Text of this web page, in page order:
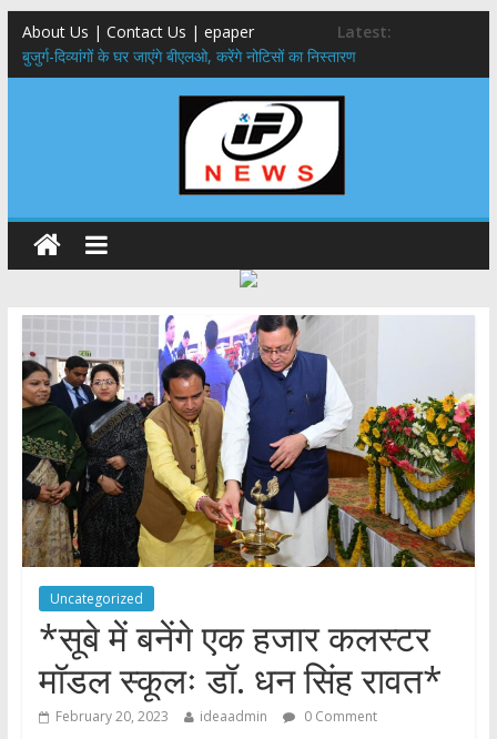
About Us | Contact Us | epaper
Latest:
बुजुर्ग-दिव्यांगों के घर जाएंगे बीएलओ, करेंगे नोटिसों का निस्तारण
24×7 अलर्ट मोड में रहें अधिकारी-मुख्य सचिव मानसून-एसईओसी से मुख्य सचिव ने
की विस्तृत समीक्षा कहा-बंद सड़कों को शीघ्र खोला जाए, लोगों को न हो दिक्कत
459 करोड़ से एचएनबी गढ़वाल विश्वविद्यालय में अनुसंधान संरचना होगी सुदृढ,उच्च
शिक्षा मंत्री धन सिंह रावत ने नवनियुक्त केन्द्रीय शिक्षा मंत्री से की मुलाकात
मुख्यमंत्री से महानिदेशक एनसीसी ने की शिष्टाचार भेंट,उत्तराखण्ड में एनसीसी के
विस्तार एवं आधुनिक आधारभूत संरचना के विकास पर हुई महत्वपूर्ण चर्चा
एमडीडीए बोर्ड बैठक, देहरादून और मसूरी के विकास के लिए 25 बड़े प्रस्तावों को मिली
हरी झंडी
Uncategorized
*सूबे में बनेंगे एक हजार कलस्टर
मॉडल स्कूलः डॉ. धन सिंह रावत*
February 20, 2023 ideaadmin 0 Comment